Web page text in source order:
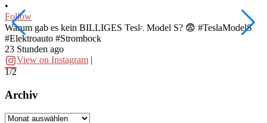
•
Follow
Warum gab es kein BILLIGES Tesla Model S? 😨 #TeslaModelS
#Elektroauto #Strombock
23 Stunden ago
View on Instagram |
1/2
Archiv
Archiv